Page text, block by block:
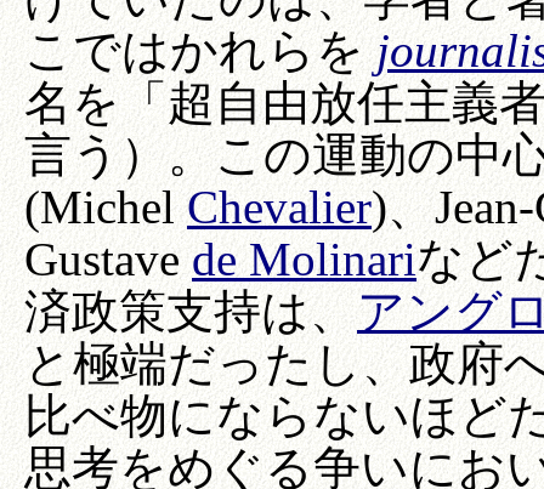
こではかれらを
名を「超自由放任主義
言う）。この運動の中
(MichelChevalier)、
Gustavede Molinariなど
済政策支持は、アング
と極端だったし、政府
比べ物にならないほど
思考をめぐる争いにお